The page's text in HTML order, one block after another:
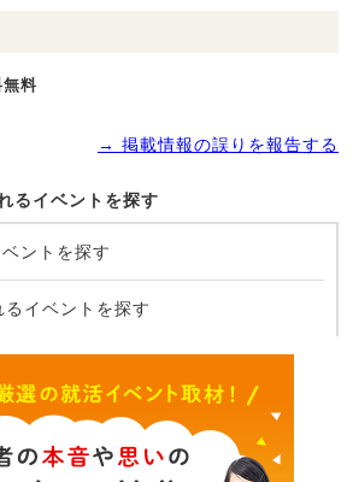
料
→ 掲載情報の誤りを報告する
るイベントを探す
ントを探す
イベントを探す